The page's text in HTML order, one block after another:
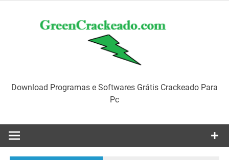
Download Programas e Softwares Grátis Crackeado Para
Pc